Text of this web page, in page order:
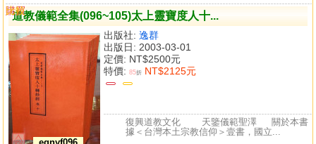
道教儀範全集(096~105)太上靈寶度人十...
出版社: 逸群
出版日: 2003-03-01
定價: NT$2500元
特價: 85折 NT$2125元
購買
比較
復興道教文化 天鑒儀範聖澤 關於本書
據＜台灣本土宗教信仰＞壹書，國立...